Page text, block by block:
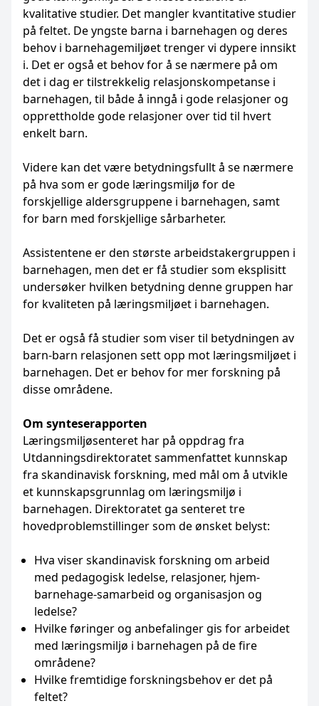
kvalitative studier. Det mangler kvantitative studier
på feltet. De yngste barna i barnehagen og deres
behov i barnehagemiljøet trenger vi dypere innsikt
i. Det er også et behov for å se nærmere på om
det i dag er tilstrekkelig relasjonskompetanse i
barnehagen, til både å inngå i gode relasjoner og
opprettholde gode relasjoner over tid til hvert
enkelt barn.
Videre kan det være betydningsfullt å se nærmere
på hva som er gode læringsmiljø for de
forskjellige aldersgruppene i barnehagen, samt
for barn med forskjellige sårbarheter.
Assistentene er den største arbeidstakergruppen i
barnehagen, men det er få studier som eksplisitt
undersøker hvilken betydning denne gruppen har
for kvaliteten på læringsmiljøet i barnehagen.
Det er også få studier som viser til betydningen av
barn-barn relasjonen sett opp mot læringsmiljøet i
barnehagen. Det er behov for mer forskning på
disse områdene.
Om synteserapporten
Læringsmiljøsenteret har på oppdrag fra
Utdanningsdirektoratet sammenfattet kunnskap
fra skandinavisk forskning, med mål om å utvikle
et kunnskapsgrunnlag om læringsmiljø i
barnehagen. Direktoratet ga senteret tre
hovedproblemstillinger som de ønsket belyst:
Hva viser skandinavisk forskning om arbeid
med pedagogisk ledelse, relasjoner, hjem-
barnehage-samarbeid og organisasjon og
ledelse?
Hvilke føringer og anbefalinger gis for arbeidet
med læringsmiljø i barnehagen på de fire
områdene?
Hvilke fremtidige forskningsbehov er det på
feltet?